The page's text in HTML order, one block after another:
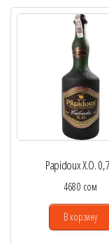
Papidoux X.O.
4680 сом
В корзину